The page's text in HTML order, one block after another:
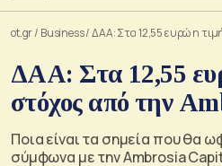
ot.gr/ Business/ΔΑΑ: Στα 12,55 ευρώ η
ΔΑΑ: Στα 12,55
στόχος από την
Ποια είναι τα σημεία που θα
σύμφωνα με την Ambrosia